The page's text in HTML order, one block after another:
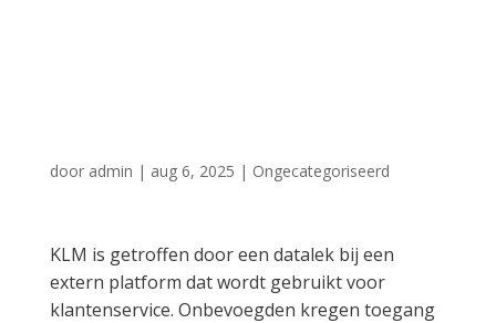
door admin | aug 6, 2025 | Ongecategoriseerd
KLM is getroffen door een datalek bij een
extern platform dat wordt gebruikt voor
klantenservice. Onbevoegden kregen toegang